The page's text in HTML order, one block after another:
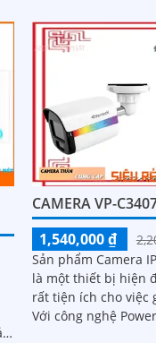
xem ban đêm với
ngoại 25m IP
CAMERA VP-
1,540,000 ₫
Sản phẩm Camera
là một thiết bị hiện
rất tiện ích cho việc
Với công nghệ